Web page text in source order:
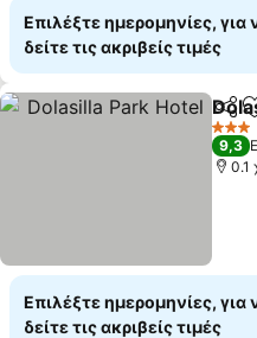
Επιλέξτε ημερομηνίες, για
δείτε τις ακριβείς τιμές
3
9,3
0.1
Επιλέξτε ημερομηνίες, για
δείτε τις ακριβείς τιμές